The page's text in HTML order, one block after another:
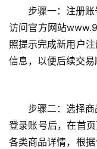
步骤一：注册账
访问官方网站
照提示完成新用户
信息，以便后续交易
步骤二：选择商
登录账号后，在首
各类商品详情，根